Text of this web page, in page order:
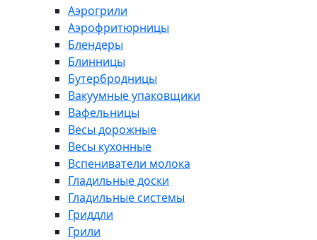
Аэрогрили
Аэрофритюрницы
Блендеры
Блинницы
Бутербродницы
Вакуумные упаковщики
Вафельницы
Весы дорожные
Весы кухонные
Вспениватели молока
Гладильные доски
Гладильные системы
Гриддли
Грили